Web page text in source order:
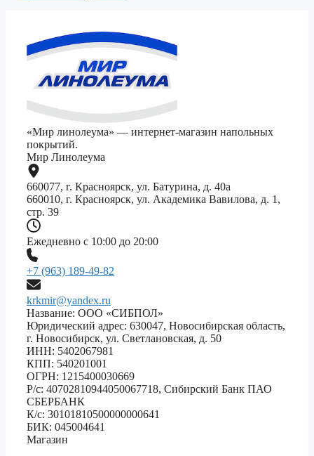
«Мир линолеума» — интернет-магазин напольных
покрытий.
Мир Линолеума
660077, г. Красноярск, ул. Батурина, д. 40а
660010, г. Красноярск, ул. Академика Вавилова, д. 1,
стр. 39
Ежедневно с 10:00 до 20:00
+7 (963) 189-49-82
krkmir@yandex.ru
Название: ООО «СИБПОЛ»
Юридический адрес: 630047, Новосибирская область,
г. Новосибирск, ул. Светлановская, д. 50
ИНН: 5402067981
КПП: 540201001
ОГРН: 1215400030669
Р/с: 40702810944050067718, Сибирский Банк ПАО
СБЕРБАНК
К/с: 30101810500000000641
БИК: 045004641
Магазин